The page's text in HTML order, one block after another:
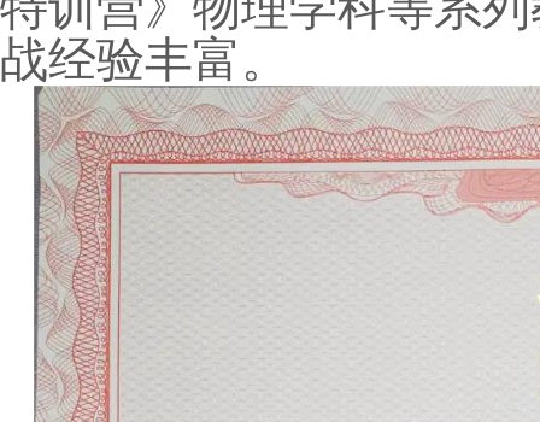
战经验丰富。